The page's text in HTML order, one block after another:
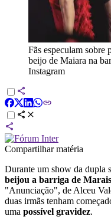
Fãs especulam sobre
beijo de Maiara na
Instagram
Compartilhar matéria
Durante um show da dupla
beijou a barriga de
"Anunciação", de Alceu
duas irmãs tenham
uma possível gravidez.